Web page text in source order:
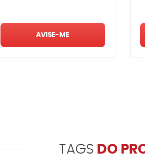
AVISE-ME
TAGS DO